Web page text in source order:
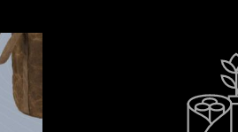
Vous vous
poêle à bois ou
êtes à la recherche